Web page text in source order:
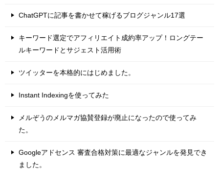
ChatGPTに記事を書かせて稼げるブログジャンル17選
キーワード選定でアフィリエイト成約率アップ！ロングテー
ルキーワードとサジェスト活用術
ツイッターを本格的にはじめました。
Instant Indexingを使ってみた
メルぞうのメルマガ協賛登録が廃止になったので使ってみ
た。
Googleアドセンス 審査合格対策に最適なジャンルを発見でき
ました。